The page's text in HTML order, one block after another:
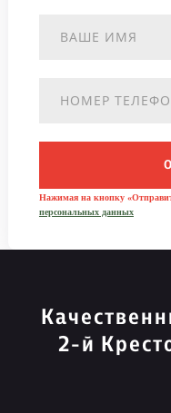
Нажимая на кнопку
персональных данных
2-й